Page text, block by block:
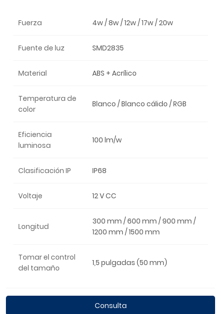
Fuerza 4w / 8w / 12w / 17w / 20w
Fuente de luz SMD2835
Material ABS + Acrílico
Temperatura de
color
Blanco / Blanco cálido / RGB
Eficiencia
luminosa
100 lm/w
Clasificación IP IP68
Voltaje 12 V CC
Longitud
300 mm / 600 mm / 900 mm /
1200 mm / 1500 mm
Tomar el control
del tamaño
1,5 pulgadas (50 mm)
Consulta